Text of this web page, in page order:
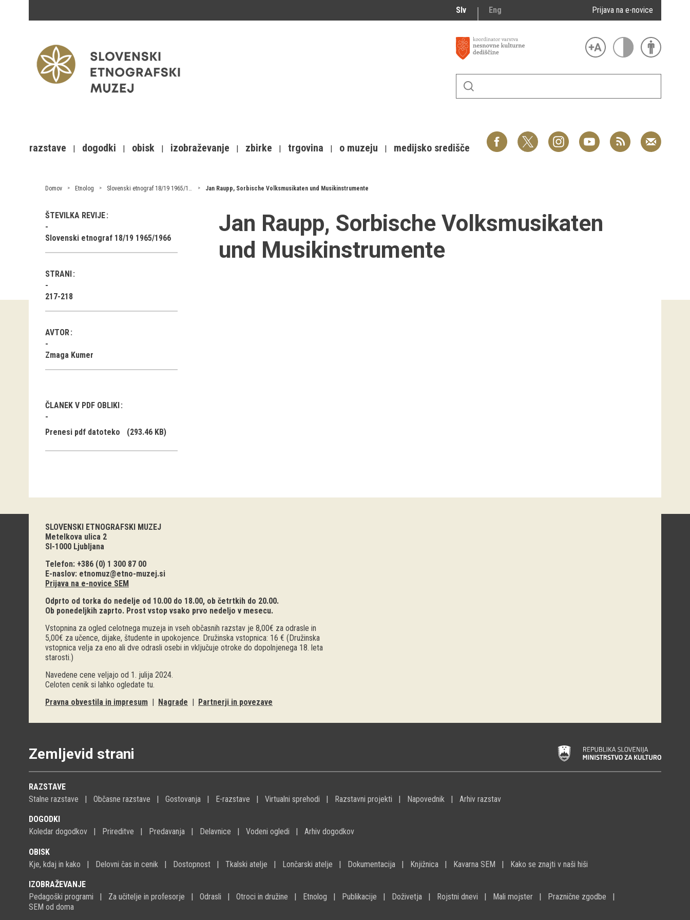
Slv Eng Prijava na e-novice
razstave dogodki obisk izobraževanje zbirke trgovina o muzeju medijsko središče
Domov Etnolog Slovenski etnograf 18/19 1965/1966 Jan Raupp, Sorbische Volksmusikaten und Musikinstrumente
ŠTEVILKA REVIJE
Slovenski etnograf 18/19 1965/1966
STRANI
217-218
AVTOR
Zmaga Kumer
ČLANEK V PDF OBLIKI
Prenesi pdf datoteko (293.46 KB)
Jan Raupp, Sorbische Volksmusikaten
und Musikinstrumente
SLOVENSKI ETNOGRAFSKI MUZEJ
Metelkova ulica 2
SI-1000 Ljubljana
Telefon: +386 (0) 1 300 87 00
E-naslov: etnomuz@etno-muzej.si
Prijava na e-novice SEM
Odprto od torka do nedelje od 10.00 do 18.00, ob četrtkih do 20.00.
Ob ponedeljkih zaprto. Prost vstop vsako prvo nedeljo v mesecu.
Vstopnina za ogled celotnega muzeja in vseh občasnih razstav je 8,00€ za odrasle in
5,00€ za učence, dijake, študente in upokojence. Družinska vstopnica: 16 € (Družinska
vstopnica velja za eno ali dve odrasli osebi in vključuje otroke do dopolnjenega 18. leta
starosti.)
Navedene cene veljajo od 1. julija 2024.
Celoten cenik si lahko ogledate tu.
Pravna obvestila in impresum | Nagrade | Partnerji in povezave
Zemljevid strani
RAZSTAVE
Stalne razstave
Občasne razstave Gostovanja E-razstave Virtualni sprehodi Razstavni projekti Napovednik Arhiv razstav
DOGODKI
Koledar dogodkov
Prireditve Predavanja Delavnice Vodeni ogledi Arhiv dogodkov
OBISK
Kje, kdaj in kako
Delovni čas in cenik Dostopnost Tkalski atelje Lončarski atelje Dokumentacija Knjižnica Kavarna SEM Kako se znajti v naši hiši
IZOBRAŽEVANJE
Pedagoški programi
Za učitelje in profesorje Odrasli Otroci in družine Etnolog Publikacije Doživetja Rojstni dnevi Mali mojster
Praznične zgodbe
SEM od doma